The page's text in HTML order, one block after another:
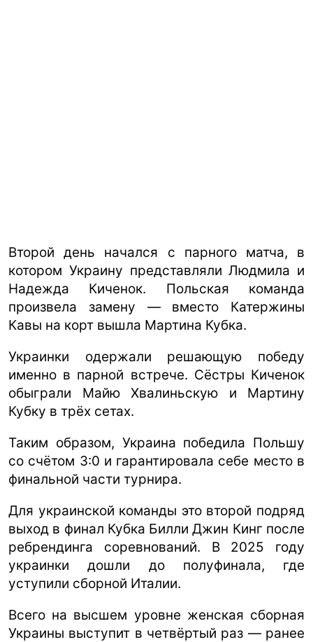
Второй день начался с парного матча, в
котором Украину представляли Людмила и
Надежда Киченок. Польская команда
произвела замену — вместо Катержины
Кавы на корт вышла Мартина Кубка.
Украинки одержали решающую победу
именно в парной встрече. Сёстры Киченок
обыграли Майю Хвалиньскую и Мартину
Кубку в трёх сетах.
Таким образом, Украина победила Польшу
со счётом 3:0 и гарантировала себе место в
финальной части турнира.
Для украинской команды это второй подряд
выход в финал Кубка Билли Джин Кинг после
ребрендинга соревнований. В 2025 году
украинки дошли до полуфинала, где
уступили сборной Италии.
Всего на высшем уровне женская сборная
Украины выступит в четвёртый раз — ранее